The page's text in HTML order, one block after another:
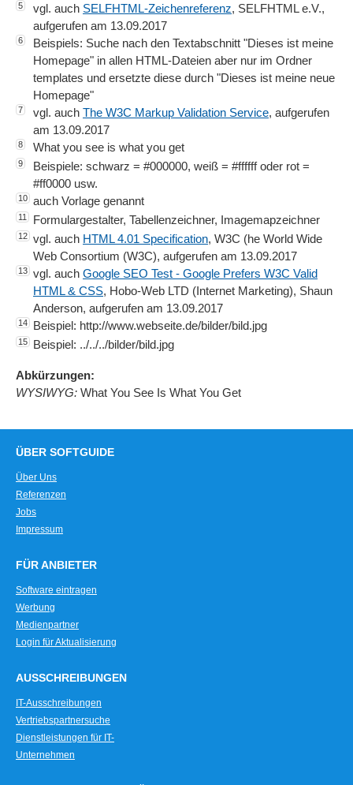
5 vgl. auch SELFHTML-Zeichenreferenz, SELFHTML e.V.,
aufgerufen am 13.09.2017
6
Beispiels: Suche nach den Textabschnitt "Dieses ist meine
Homepage" in allen HTML-Dateien aber nur im Ordner
templates und ersetzte diese durch "Dieses ist meine neue
Homepage"
7 vgl. auch The W3C Markup Validation Service, aufgerufen
am 13.09.2017
8 What you see is what you get
9
Beispiele: schwarz = #000000, weiß = #ffffff oder rot =
#ff0000 usw.
10 auch Vorlage genannt
11 Formulargestalter, Tabellenzeichner, Imagemapzeichner
12 vgl. auch HTML 4.01 Specification, W3C (he World Wide
Web Consortium (W3C), aufgerufen am 13.09.2017
13 vgl. auch Google SEO Test - Google Prefers W3C Valid
HTML & CSS, Hobo-Web LTD (Internet Marketing), Shaun
Anderson, aufgerufen am 13.09.2017
14 Beispiel: http://www.webseite.de/bilder/bild.jpg
15 Beispiel: ../../../bilder/bild.jpg
Abkürzungen:
WYSIWYG: What You See Is What You Get
ÜBER SOFTGUIDE
Über Uns
Referenzen
Jobs
Impressum
FÜR ANBIETER
Software eintragen
Werbung
Medienpartner
Login für Aktualisierung
AUSSCHREIBUNGEN
IT-Ausschreibungen
Vertriebspartnersuche
Dienstleistungen für IT-
Unternehmen